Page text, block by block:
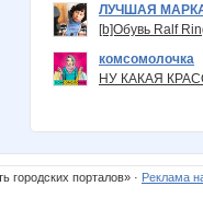
ЛУЧШАЯ
[b]Обувь Ralf
комсомолочка
НУ КАКАЯ
порталов» · Реклама